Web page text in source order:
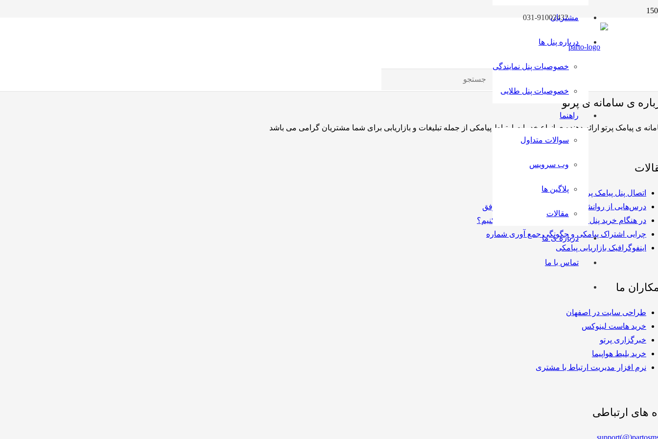
031-91002432
support@partosms.ir
مشتریان
درباره پنل ها
خصوصیات پنل نمایندگی
خصوصیات پنل طلایی
راهنما
سوالات متداول
وب سرویس
پلاگین ها
مقالات
درباره ی ما
تماس با ما
ی سامانه ی پرتو
ی پیامک پرتو ارائه دهنده ی انواع خدمات ارتباط پیامکی از جمله تبلیغات و بازاریابی برای شما مشتریان گرامی می باشد
اتصال پنل پیامک پرتو به وردپرس
درس‌هایی از روانشناسی برای تبلیغات پیامکی موفق
در هنگام خرید پنل اس ام اس به چه نکاتی توجه کنیم؟
چرایی اشتراک پیامکی و چگونگی جمع‌ آوری شماره
اینفوگرافیک بازاریابی پیامکی
ما
طراحی سایت در اصفهان
خرید هاست لینوکس
خبرگزاری پرتو
خرید بلیط هواپیما
نرم افزار مدیریت ارتباط با مشتری
های ارتباطی